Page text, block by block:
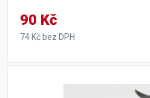
90 Kč
74 Kč bez DPH